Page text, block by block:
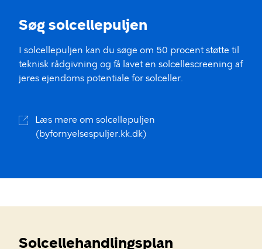
Søg solcellepuljen
I solcellepuljen kan du søge om 50 procent støtte til
teknisk rådgivning og få lavet en solcellescreening af
jeres ejendoms potentiale for solceller.
Læs mere om solcellepuljen
(byfornyelsespuljer.kk.dk)
Solcellehandlingsplan